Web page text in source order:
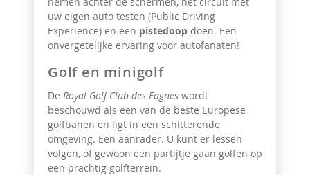
uw eigen auto testen (Public Driving
Experience) en een pistedoop doen. Een
onvergetelijke ervaring voor autofanaten!
Golf en minigolf
De Royal Golf Club des Fagnes wordt
beschouwd als een van de beste Europese
golfbanen en ligt in een schitterende
omgeving. Een aanrader. U kunt er lessen
volgen, of gewoon een partijtje gaan golfen op
een prachtig golfterrein.